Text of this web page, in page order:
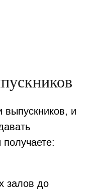
и
залов до